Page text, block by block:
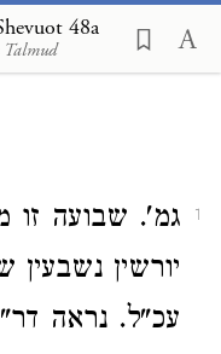
48a
1
גמ'. שבועה זו
יורשין נשבעין
עכ"ל. נראה